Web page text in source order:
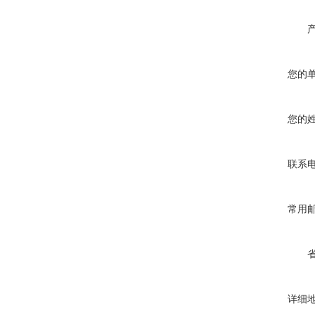
您的
您的
联系
常用
详细